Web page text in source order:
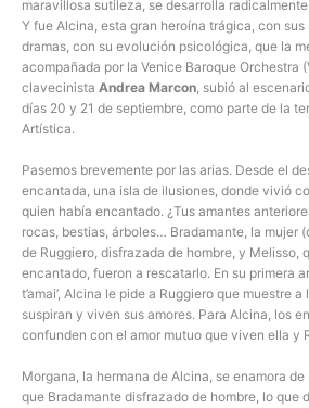
maravillosa sutileza, se desarrolla
Y fue Alcina, esta gran heroína trágica, con sus
dramas, con su evolución psicológica, que la
acompañada por la Venice Baroque Orchestra
clavecinista Andrea Marcon, subió al
días 20 y 21 de septiembre, como parte de la
Artística.
Pasemos brevemente por las arias. Desde el
encantada, una isla de ilusiones, donde vivió
quien había encantado. ¿Tus amantes
rocas, bestias, árboles… Bradamante, la mujer
de Ruggiero, disfrazada de hombre, y Melisso,
encantado, fueron a rescatarlo. En su primera
t’amai’, Alcina le pide a Ruggiero que muestre
suspiran y viven sus amores. Para Alcina, los
confunden con el amor mutuo que viven ella y
Morgana, la hermana de Alcina, se enamora
que Bradamante disfrazado de hombre, lo que